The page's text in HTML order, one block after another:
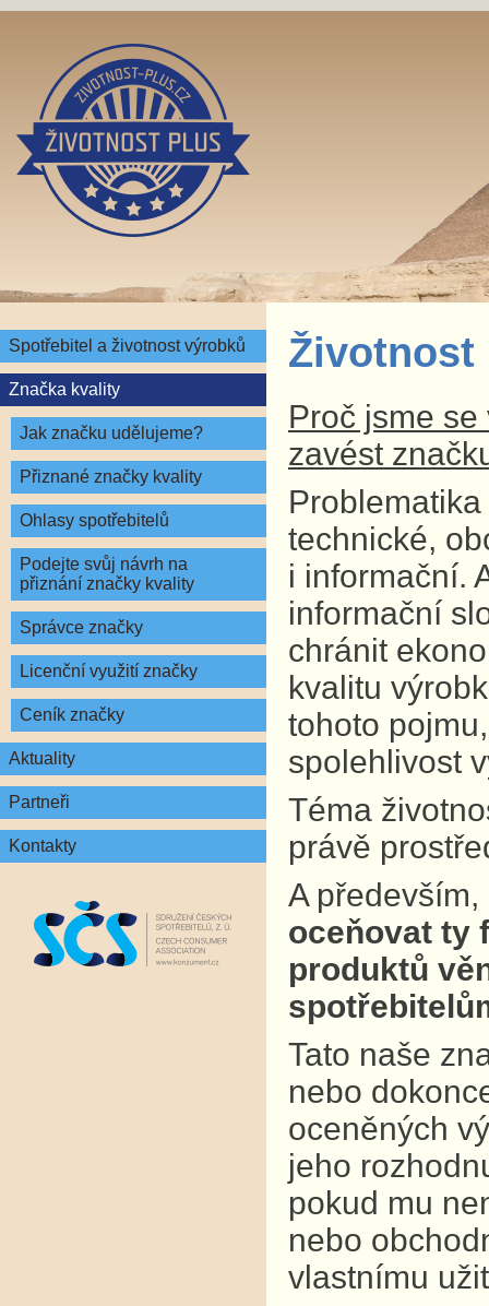
Spotřebitel a životnost výrobků
Značka kvality
Jak značku udělujeme?
Přiznané značky kvality
Ohlasy spotřebitelů
Podejte svůj návrh na
přiznání značky kvality
Správce značky
Licenční využití značky
Ceník značky
Aktuality
Partneři
Kontakty
Životnost
Proč jsme
zavést
technické,
i informační.
informační
chránit
kvalitu
tohoto
spolehlivost
Téma
právě
A především,
oceňovat ty
produktů
Tato naše
nebo
oceněných
jeho
pokud mu
nebo
vlastnímu